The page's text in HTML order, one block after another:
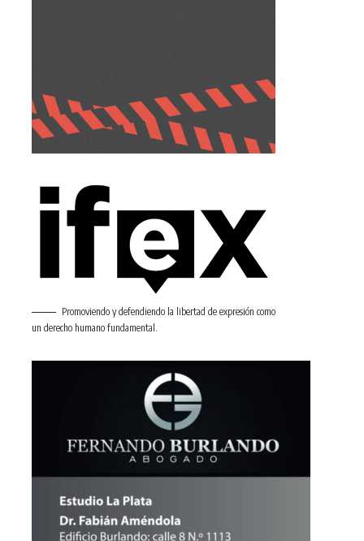
Promoviendo y defendiendo la libertad de expresión como
un derecho humano fundamental.